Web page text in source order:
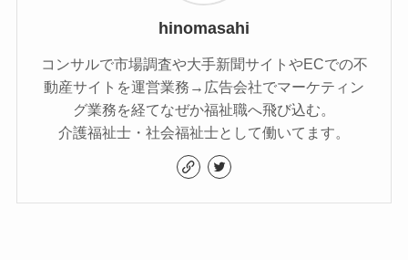
hinomasahi
コンサルで市場調査や大手新聞サイトやECでの不
動産サイトを運営業務→広告会社でマーケティン
グ業務を経てなぜか福祉職へ飛び込む。
介護福祉士・社会福祉士として働いてます。